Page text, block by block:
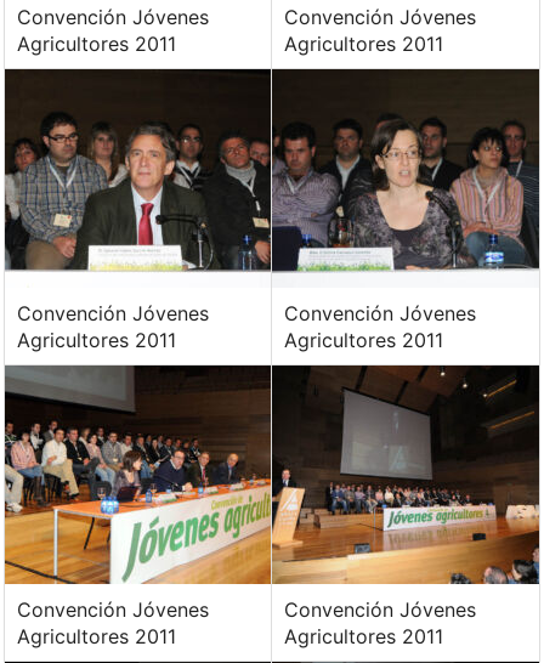
Convención Jóvenes
Agricultores 2011
Convención Jóvenes
Agricultores 2011
Convención Jóvenes
Agricultores 2011
Convención Jóvenes
Agricultores 2011
Convención Jóvenes
Agricultores 2011
Convención Jóvenes
Agricultores 2011